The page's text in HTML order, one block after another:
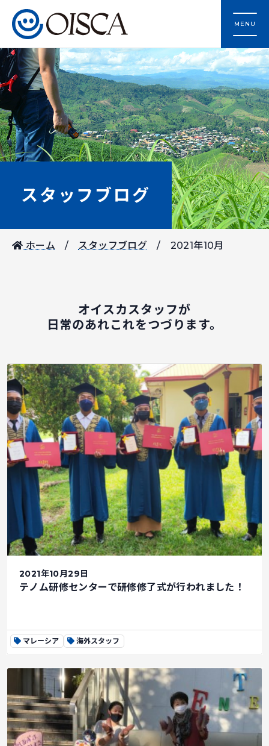
MENU
スタッフブログ
ホーム スタッフブログ 2021年10月
オイスカスタッフが
日常のあれこれをつづります。
2021年10月29日
テノム研修センターで研修修了式が行われました！
マレーシア 海外スタッフ